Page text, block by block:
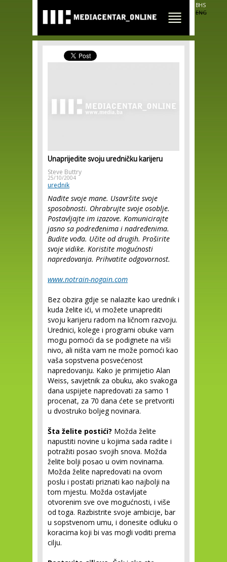
main
content
BHS
ENG
Unaprijedite svoju uredničku karijeru
Steve Buttry
25/10/2004
urednik
Nađite svoje mane. Usavršite svoje
sposobnosti. Ohrabrujte svoje osoblje.
Postavljajte im izazove. Komunicirajte
jasno sa podređenima i nadređenima.
Budite vođa. Učite od drugih. Proširite
svoje vidike. Koristite mogućnosti
napredovanja. Prihvatite odgovornost.
www.notrain-nogain.com
Bez obzira gdje se nalazite kao urednik i
kuda želite ići, vi možete unaprediti
svoju karijeru radom na ličnom razvoju.
Urednici, kolege i programi obuke vam
mogu pomoći da se podignete na viši
nivo, ali ništa vam ne može pomoći kao
vaša sopstvena posvećenost
napredovanju. Kako je primijetio Alan
Weiss, savjetnik za obuku, ako svakoga
dana uspijete napredovati za samo 1
procenat, za 70 dana ćete se pretvoriti
u dvostruko boljeg novinara.
Šta želite postići? Možda želite
napustiti novine u kojima sada radite i
potražiti posao svojih snova. Možda
želite bolji posao u ovim novinama.
Možda želite napredovati na ovom
poslu i postati priznati kao najbolji na
tom mjestu. Možda ostavljate
otvorenim sve ove mogućnosti, i više
od toga. Razbistrite svoje ambicije, bar
u sopstvenom umu, i donesite odluku o
koracima koji bi vas mogli voditi prema
cilju.